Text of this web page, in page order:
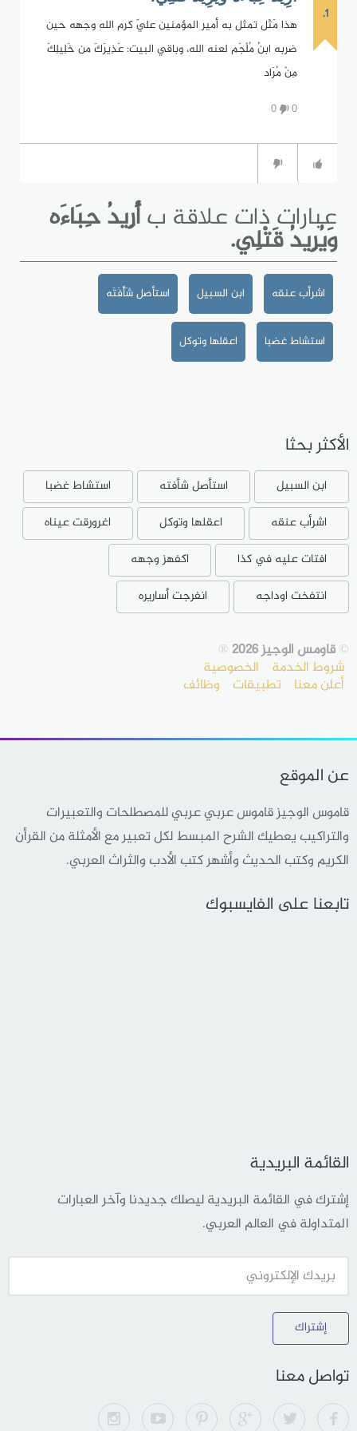
1.
هذا مَثَل تمثل به أمير المؤمنين عليّ كرم الله وجهه حين
ضربه ابنُ مُلْجَم لعنه الله، وباقي البيت: عَذِيرَكَ من خَلِيلِكَ
مِنْ مُرَاد
0
0
عبارات ذات علاقة بأُرِيدُ حِبَاءَه
وَيُرِيدُ قَتْلِي.
اشرأب عنقه ابن السبيل استأصل شَأْفَتَه
استشاط غضبا اعقلها وتوكل
الأكثر بحثا
ابن السبيل استأصل شأفته
استشاط غضبا
اشرأب عنقه
اعقلها وتوكل
اغرورقت عيناه
افتات عليه في كذا
اكفهز وجهه
انتفخت اوداجه
انفرجت أساريره
©قاومس الوجيز 2026 ®
شروط الخدمة الخصوصية
أعلن معنا تطبيقات وظائف
عن الموقع
قاموس الوجيز قاموس عربي عربي للمصطلحات والتعبيرات
والتراكيب يعطيك الشرح المبسط لكل تعبير مع الأمثلة من القرأن
الكريم وكتب الحديث وأشهر كتب الأدب والثراث العربي.
تابعنا على الفايسبوك
القائمة البريدية
إشترك في القائمة البريدية ليصلك جديدنا وآخر العبارات
المتداولة في العالم العربي.
إشتراك
تواصل معنا